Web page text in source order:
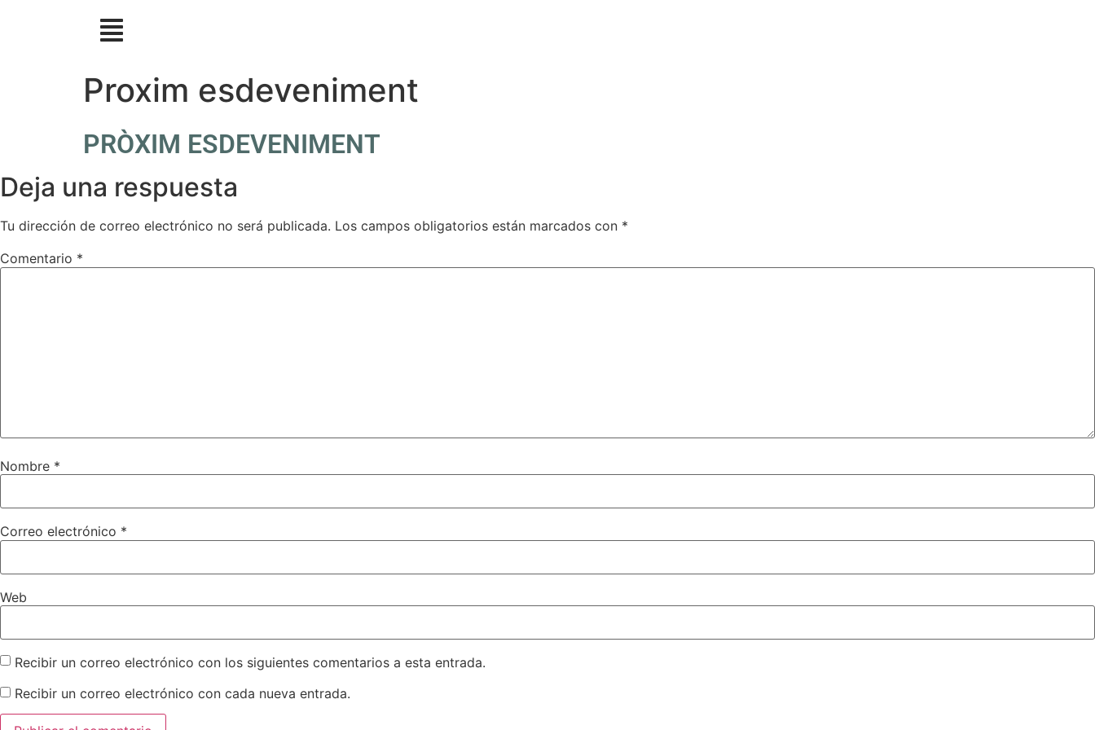
Proxim esdeveniment
PRÒXIM ESDEVENIMENT
Deja una respuesta
Tu dirección de correo electrónico no será publicada. Los campos obligatorios están marcados con *
Comentario *
Nombre *
Correo electrónico *
Web
Recibir un correo electrónico con los siguientes comentarios a esta entrada.
Recibir un correo electrónico con cada nueva entrada.